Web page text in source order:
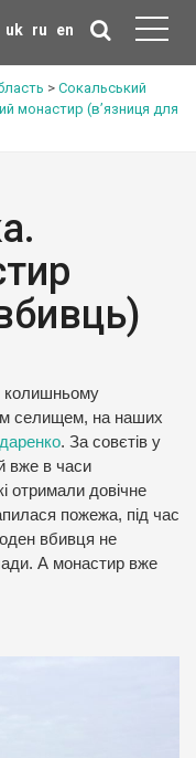
uk ru en
> Сокальський
монастир (в’язниця для
колишньому
селищем, на наших
. За совєтів у
вже в часи
отримали довічне
пожежа, під час
вбивця не
А монастир вже